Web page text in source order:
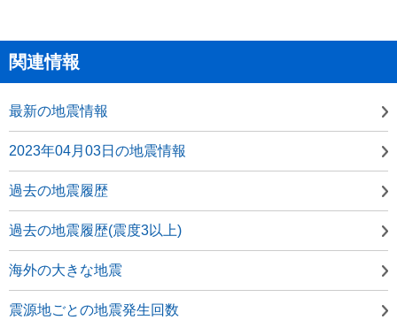
関連情報
最新の地震情報
2023年04月03日の地震情報
過去の地震履歴
過去の地震履歴(震度3以上)
海外の大きな地震
震源地ごとの地震発生回数